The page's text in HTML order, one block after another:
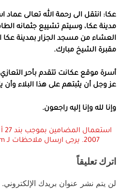
عكا: انتقل الى رحمة الله تعالى عماد
مدينة عكا، وسيتم تشييع جثمانه
العشاء من مسجد الجزار بمدينة عكا
مقبرة الشيخ مبارك.
أسرة موقع عكانت تتقدم بأحر التعازي
عز وجل أن يثبتهم على هذا البلاء وأن
وإنا لله وإنا إليه راجعون.
2007. يرجى ارسال ملاحظات لـ akkanet.net@gmail.com
اترك تعليقاً
لن يتم نشر عنوان بريدك الإلكتروني.